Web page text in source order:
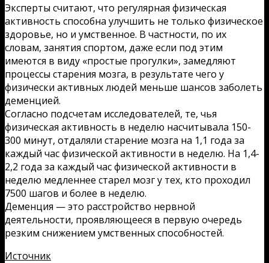
Эксперты считают, что регулярная физическая
активность способна улучшить не только физическое
здоровье, но и умственное. В частности, по их
словам, занятия спортом, даже если под этим
имеются в виду «простые прогулки», замедляют
процессы старения мозга, в результате чего у
физически активных людей меньше шансов заболеть
деменцией.
Согласно подсчетам исследователей, те, чья
физическая активность в неделю насчитывала 150-
300 минут, отдаляли старение мозга на 1,1 года за
каждый час физической активности в неделю. На 1,4-
2,2 года за каждый час физической активности в
неделю медленнее старел мозг у тех, кто проходил
7500 шагов и более в неделю.
Деменция — это расстройство нервной
деятельности, проявляющееся в первую очередь
резким снижением умственных способностей.
Источник